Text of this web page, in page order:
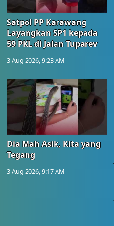
Satpol PP Karawang
Layangkan SP1 kepada
59 PKL di Jalan Tuparev
3 Aug 2026, 9:23 AM
Dia Mah Asik, Kita yang
Tegang
3 Aug 2026, 9:17 AM